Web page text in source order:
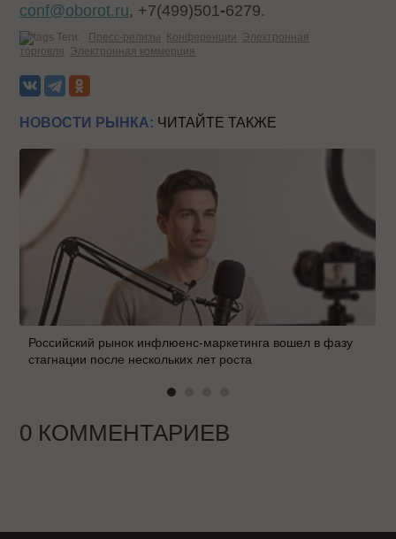
conf@oborot.ru, +7(499)501-6279.
Теги: Пресс-релизы Конференции Электронная
торговля
Электронная коммерция
НОВОСТИ РЫНКА: ЧИТАЙТЕ ТАКЖЕ
Российский рынок инфлюенс-маркетинга вошел в фазу
стагнации после нескольких лет роста
0 КОММЕНТАРИЕВ